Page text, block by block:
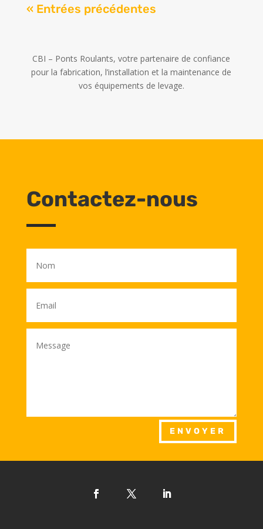
« Entrées précédentes
CBI – Ponts Roulants, votre partenaire de confiance
pour la fabrication, l’installation et la maintenance de
vos équipements de levage.
Contactez-nous
ENVOYER